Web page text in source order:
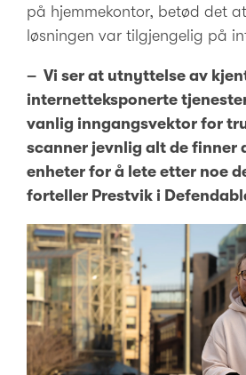
på hjemmekontor, betød det
løsningen var tilgjengelig på
– Vi ser at utnyttelse av
internetteksponerte
vanlig inngangsvektor for
scanner jevnlig alt de finner
enheter for å lete etter noe
forteller Prestvik i